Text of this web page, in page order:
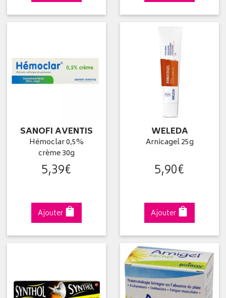
SANOFI AVENTIS
Hémoclar 0,5%
crème 30g
5,39€
Ajouter
WELEDA
Arnicagel 25g
5,90€
Ajouter